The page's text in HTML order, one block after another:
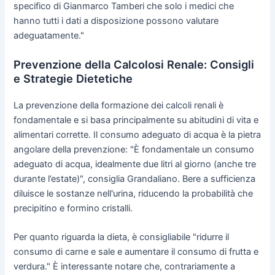
specifico di Gianmarco Tamberi che solo i medici che
hanno tutti i dati a disposizione possono valutare
adeguatamente."
Prevenzione della Calcolosi Renale: Consigli
e Strategie Dietetiche
La prevenzione della formazione dei calcoli renali è
fondamentale e si basa principalmente su abitudini di vita e
alimentari corrette. Il consumo adeguato di acqua è la pietra
angolare della prevenzione: "È fondamentale un consumo
adeguato di acqua, idealmente due litri al giorno (anche tre
durante l’estate)", consiglia Grandaliano. Bere a sufficienza
diluisce le sostanze nell'urina, riducendo la probabilità che
precipitino e formino cristalli.
Per quanto riguarda la dieta, è consigliabile "ridurre il
consumo di carne e sale e aumentare il consumo di frutta e
verdura." È interessante notare che, contrariamente a